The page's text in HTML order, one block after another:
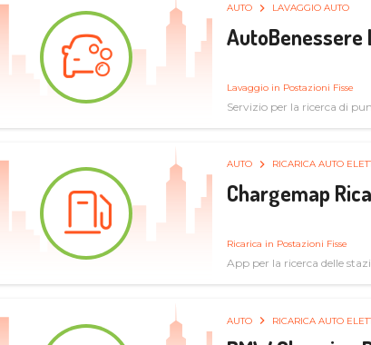
AUTO LAVAGGIO AUTO
AutoBenessere
Lavaggio in Postazioni Fisse
Servizio per la ricerca di
AUTO RICARICA AUTO
Chargemap
Ricarica in Postazioni Fisse
App per la ricerca delle
AUTO RICARICA AUTO